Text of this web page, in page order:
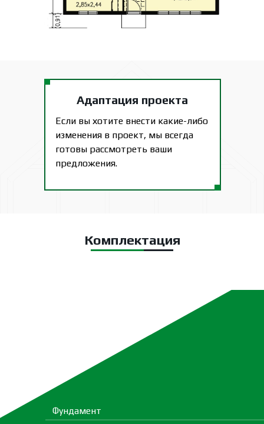
Если вы хотите внести какие-либо
изменения в проект, мы всегда
готовы рассмотреть ваши
предложения.
Адаптация проекта
Комплектация
Фундамент